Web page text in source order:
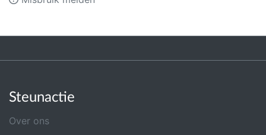
Steunactie
Over ons